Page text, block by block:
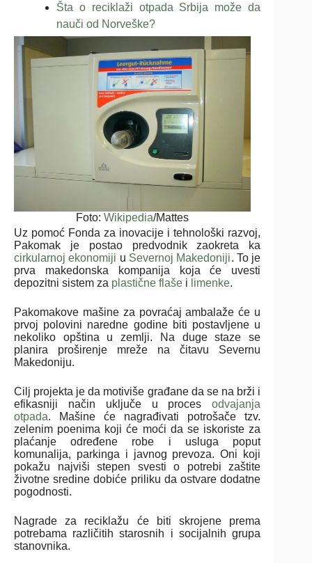
Šta o reciklaži otpada Srbija može da
nauči od Norveške?
Foto: Wikipedia/Mattes
Uz pomoć Fonda za inovacije i tehnološki razvoj,
Pakomak je postao predvodnik zaokreta ka
cirkularnoj ekonomiji u Severnoj Makedoniji. To je
prva makedonska kompanija koja će uvesti
depozitni sistem za plastične flaše i limenke.
Pakomakove mašine za povraćaj ambalaže će u
prvoj polovini naredne godine biti postavljene u
nekoliko opština u zemlji. Na duge staze se
planira proširenje mreže na čitavu Severnu
Makedoniju.
Cilj projekta je da motiviše građane da se na brži i
efikasniji način uključe u procesodvajanja
otpada. Mašine će nagrađivati potrošače tzv.
zelenim poenima koji će moći da se iskoriste za
plaćanje određene robe i usluga poput
komunalija, parkinga i javnog prevoza. Oni koji
pokažu najviši stepen svesti o potrebi zaštite
životne sredine dobiće priliku da ostvare dodatne
pogodnosti.
Nagrade za reciklažu će biti skrojene prema
potrebama različitih starosnih i socijalnih grupa
stanovnika.